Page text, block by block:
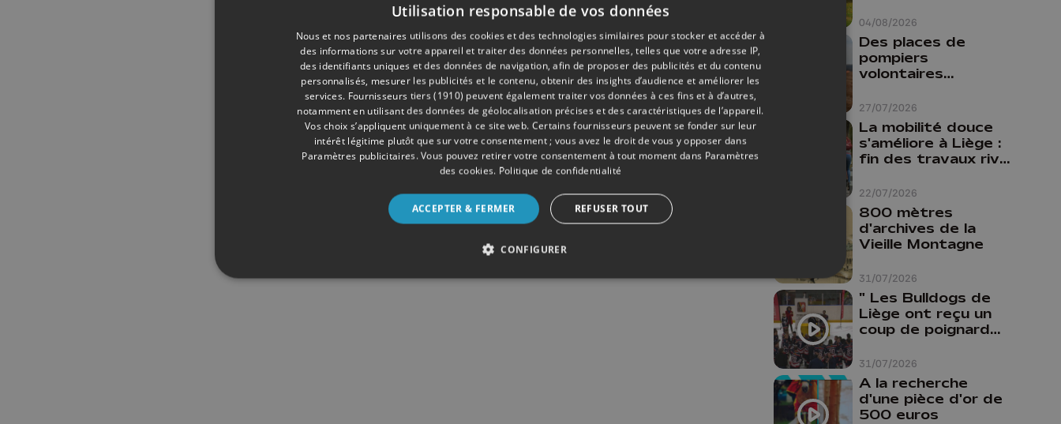
04/08/2026
comme prof que
comme
pharmacienne"
27/07/2026
Des places de
pompiers
volontaires
province de Liège :
"Un citoyen qui
n'est formé ne
peut pas nous
aider"
22/07/2026
La mobilité douce
s'améliore à Liège :
fin des travaux rive
cyclo-piétonnes
Avroy et
Guillemins...
31/07/2026
800 mètres
d'archives de la
Vieille Montagne
31/07/2026
" Les Bulldogs de
Liège ont reçu un
coup de poignard
A la recherche
d'une pièce d'or de
500 euros
Utilisation responsable de vos données
Nous et nos partenaires utilisons des cookies et des technologies similaires pour stocker et accéder à
des informations sur votre appareil et traiter des données personnelles, telles que votre adresse IP,
des identifiants uniques et des données de navigation, afin de proposer des publicités et du contenu
personnalisés, mesurer les publicités et le contenu, obtenir des insights d’audience et améliorer les
services. Fournisseurs tiers (1910) peuvent également traiter vos données à ces fins et à d’autres,
notamment en utilisant des données de géolocalisation précises et des caractéristiques de l’appareil.
Vos choix s’appliquent uniquement à ce site web. Certains fournisseurs peuvent se fonder sur leur
intérêt légitime plutôt que sur votre consentement ; vous avez le droit de vous y opposer dans
Paramètres publicitaires. Vous pouvez retirer votre consentement à tout moment dans Paramètres
des cookies. Politique de confidentialité
ACCEPTER & FERMER REFUSER TOUT
CONFIGURER